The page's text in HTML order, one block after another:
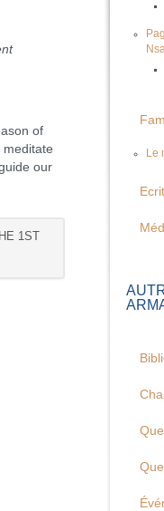
of
meditate
our
1ST